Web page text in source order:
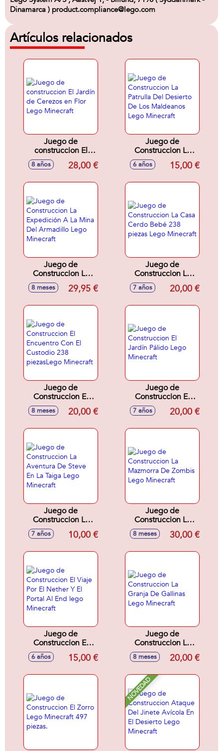
Dinamarca ) product.compliance@lego.com
Artículos relacionados
Juego de
construccion El
Jardín de Cerezos
en Flor Lego
8 años 28,00 €
Juego de
Construccion La
Patrulla Del
Desierto De Los
6 años 15,00 €
Juego de
Construccion La
Expedición A La
Mina Del Armadillo
8 meses 29,95 €
Juego de
Construccion La
Casa Cerdo Bebé
238 piezas Lego
7 años 20,00 €
Juego de
Construccion El
Encuentro Con El
Custodio 238
8 meses 20,00 €
Juego de
Construccion El
Jardín Pálido Lego
Minecraft
7 años 20,00 €
Juego de
Construccion La
Aventura De Steve
En La Taiga Lego
7 años 10,00 €
Juego de
Construccion La
Mazmorra De
Zombis Lego
8 meses 30,00 €
Juego de
Construccion El
Viaje Por El Nether
Y El Portal Al End
6 años 15,00 €
Juego de
Construccion La
Granja De Gallinas
Lego Minecraft
8 meses 20,00 €
NOVEDAD